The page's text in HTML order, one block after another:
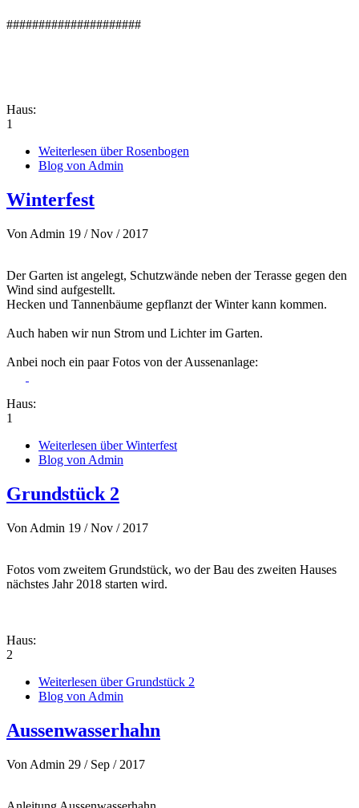
#####################
Haus:
1
Weiterlesen über Rosenbogen
Blog von Admin
Winterfest
Von Admin 19 / Nov / 2017
Der Garten ist angelegt, Schutzwände neben der Terasse gegen den
Wind sind aufgestellt.
Hecken und Tannenbäume gepflanzt der Winter kann kommen.
Auch haben wir nun Strom und Lichter im Garten.
Anbei noch ein paar Fotos von der Aussenanlage:
Haus:
1
Weiterlesen über Winterfest
Blog von Admin
Grundstück 2
Von Admin 19 / Nov / 2017
Fotos vom zweitem Grundstück, wo der Bau des zweiten Hauses
nächstes Jahr 2018 starten wird.
Haus:
2
Weiterlesen über Grundstück 2
Blog von Admin
Aussenwasserhahn
Von Admin 29 / Sep / 2017